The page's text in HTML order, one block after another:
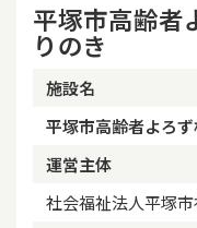
平塚市高齢者
りのき
施設名
平塚市高齢者よろ
運営主体
社会福祉法人平塚